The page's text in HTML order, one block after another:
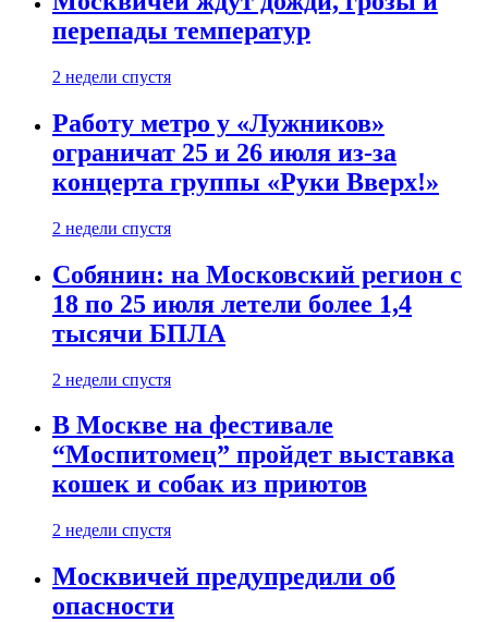
перепады температур
2 недели спустя
Работу метро у «Лужников»
ограничат 25 и 26 июля из-за
концерта группы «Руки Вверх!»
2 недели спустя
Собянин: на Московский регион с
18 по 25 июля летели более 1,4
тысячи БПЛА
2 недели спустя
В Москве на фестивале
“Моспитомец” пройдет выставка
кошек и собак из приютов
2 недели спустя
Москвичей предупредили об
опасности